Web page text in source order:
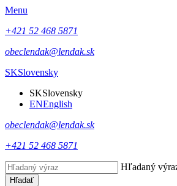
Menu
+421 52 468 5871
obeclendak@lendak.sk
SKSlovensky
SKSlovensky
ENEnglish
obeclendak@lendak.sk
+421 52 468 5871
Hľadaný
Hľadať